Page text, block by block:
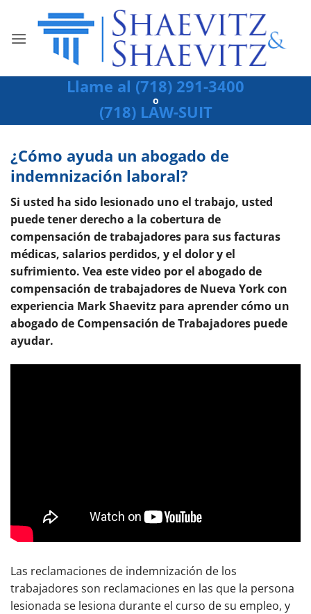
contenido
Llame al (718) 291-3400
o
(718) LAW-SUIT
¿Cómo ayuda un abogado de
indemnización laboral?
Si usted ha sido lesionado uno el trabajo, usted
puede tener derecho a la cobertura de
compensación de trabajadores para sus facturas
médicas, salarios perdidos, y el dolor y el
sufrimiento. Vea este video por el abogado de
compensación de trabajadores de Nueva York con
experiencia Mark Shaevitz para aprender cómo un
abogado de Compensación de Trabajadores puede
ayudar.
Las reclamaciones de indemnización de los
trabajadores son reclamaciones en las que la persona
lesionada se lesiona durante el curso de su empleo, y